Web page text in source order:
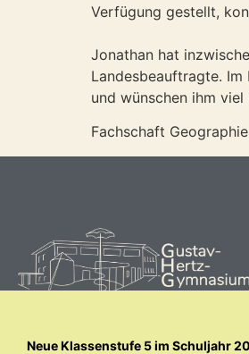
Verfügung gestellt,
Jonathan hat
Landesbeauftragte.
und wünschen ihm viel
Fachschaft
Neue Klassenstufe 5 im Schuljahr